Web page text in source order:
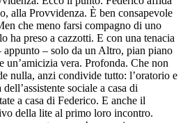
alla Provvidenza. È ben consapevole
che meno farsi compagno di uno
ha preso a cazzotti. E con una tenacia
appunto – solo da un Altro, pian piano
un’amicizia vera. Profonda. Che non
nulla, anzi condivide tutto: l’oratorio e
sociale a casa di
a casa di Federico. E anche il
della lite al primo loro incontro.